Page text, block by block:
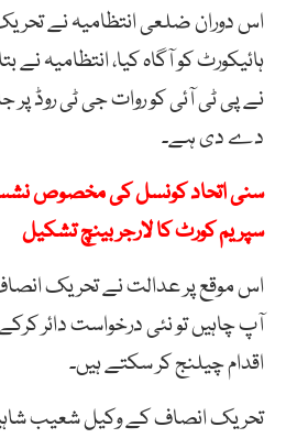
اس دوران ضلعی انتظامیہ نے
ہائیکورٹ کو آگاہ کیا، انتظامیہ
نے پی ٹی آئی کو روات جی ٹی روڈ
دے دی ہے۔
سنی اتحاد کونسل کی مخصوص
سپریم کورٹ کا لارجر بینچ تشکیل
اس موقع پر عدالت نے تحریک
آپ چاہیں تو نئی درخواست دائر
اقدام چیلنج کر سکتے ہیں۔
تحریک انصاف کے وکیل شعیب